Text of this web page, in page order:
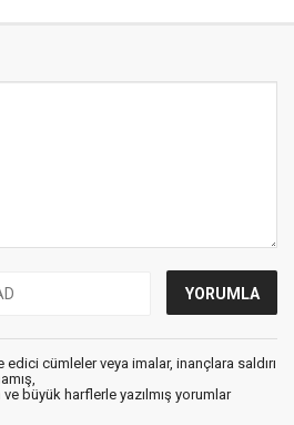
cümleler veya imalar, inançlara saldırı
büyük harflerle yazılmış yorumlar